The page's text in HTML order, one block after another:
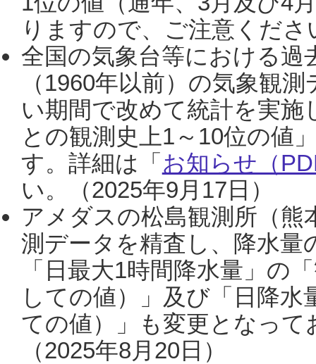
りますので、ご注意くだ
全国の気象台等における過
（1960年以前）の気象観
い期間で改めて統計を実
との観測史上1～10位の値
す。詳細は「 お知らせ（
い。（2025年9月17日）
アメダスの松島観測所（熊
測データを精査し、降水
「日最大1時間降水量」の
しての値）」及び「日降
ての値）」も変更となっ
（2025年8月20日）